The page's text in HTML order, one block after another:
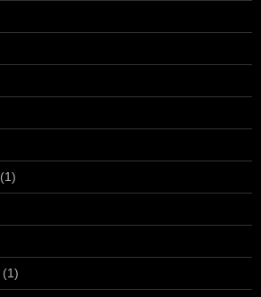
(1)
(1)